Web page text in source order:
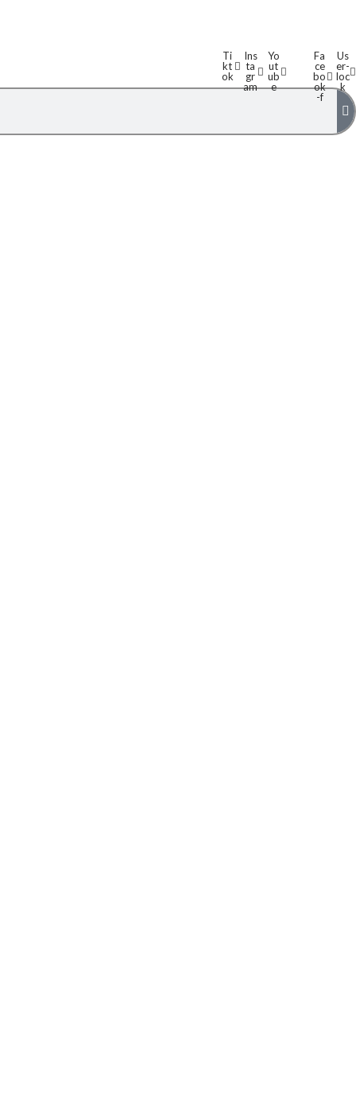
Ti
kt
ok
Ins
ta
gr
am
Yo
ut
ub
e
Fa
ce
bo
ok
-f
Us
er-
loc
k